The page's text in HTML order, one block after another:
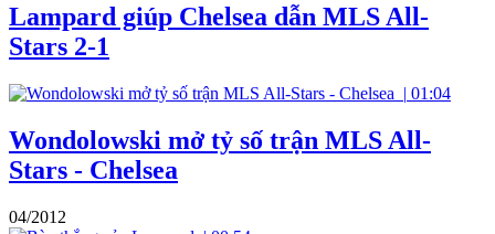
Lampard giúp Chelsea dẫn MLS All-
Stars 2-1
| 01:04
Wondolowski mở tỷ số trận MLS All-
Stars - Chelsea
04/2012